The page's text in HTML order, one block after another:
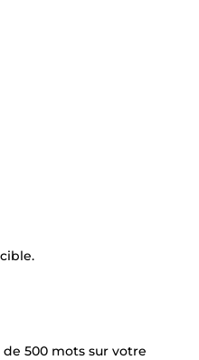
500 mots sur votre